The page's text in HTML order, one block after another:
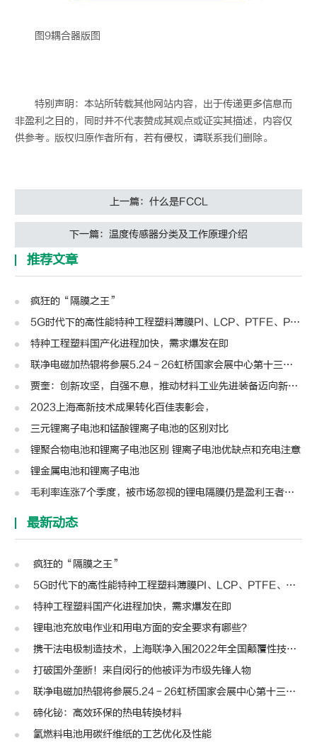
图9耦合器版图
特别声明：本站所转载其他网站内容，出于传递更多信息而
非盈利之目的，同时并不代表赞成其观点或证实其描述，内容仅
供参考。版权归原作者所有，若有侵权，请联系我们删除。
上一篇：什么是FCCL
下一篇：温度传感器分类及工作原理介绍
推荐文章
疯狂的“隔膜之王”
5G时代下的高性能特种工程塑料薄膜PI、LCP、PTFE、PPS、PEEK、PEN
特种工程塑料国产化进程加快，需求爆发在即
联净电磁加热辊将参展5.24－26虹桥国家会展中心第十三届模切展
贾奎：创新攻坚，自强不息，推动材料工业先进装备迈向新高度 | 高转先锋人物
2023上海高新技术成果转化百佳表彰会，
三元锂离子电池和锰酸锂离子电池的区别对比
锂聚合物电池和锂离子电池区别 锂离子电池优缺点和充电注意
锂金属电池和锂离子电池
毛利率连涨7个季度，被市场忽视的锂电隔膜仍是盈利王者？| 见智研究
最新动态
疯狂的“隔膜之王”
5G时代下的高性能特种工程塑料薄膜PI、LCP、PTFE、PPS、PEEK、PEN
特种工程塑料国产化进程加快，需求爆发在即
锂电池充放电作业和用电方面的安全要求有哪些？
携干法电极制造技术，上海联净入围2022年全国颠覆性技术创新大赛
打破国外垄断！来自闵行的他被评为市级先锋人物
联净电磁加热辊将参展5.24－26虹桥国家会展中心第十三届模切展
碲化铋：高效环保的热电转换材料
氢燃料电池用碳纤维纸的工艺优化及性能